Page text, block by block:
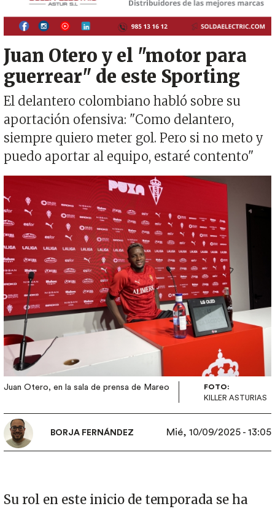
Juan Otero y el "motor para
guerrear" de este Sporting
El delantero colombiano habló sobre su
aportación ofensiva: "Como delantero,
siempre quiero meter gol. Pero si no meto y
puedo aportar al equipo, estaré contento"
Juan Otero, en la sala de prensa de Mareo
FOTO:
KILLER ASTURIAS
BORJA FERNÁNDEZ Mié, 10/09/2025 - 13:05
Su rol en este inicio de temporada se ha